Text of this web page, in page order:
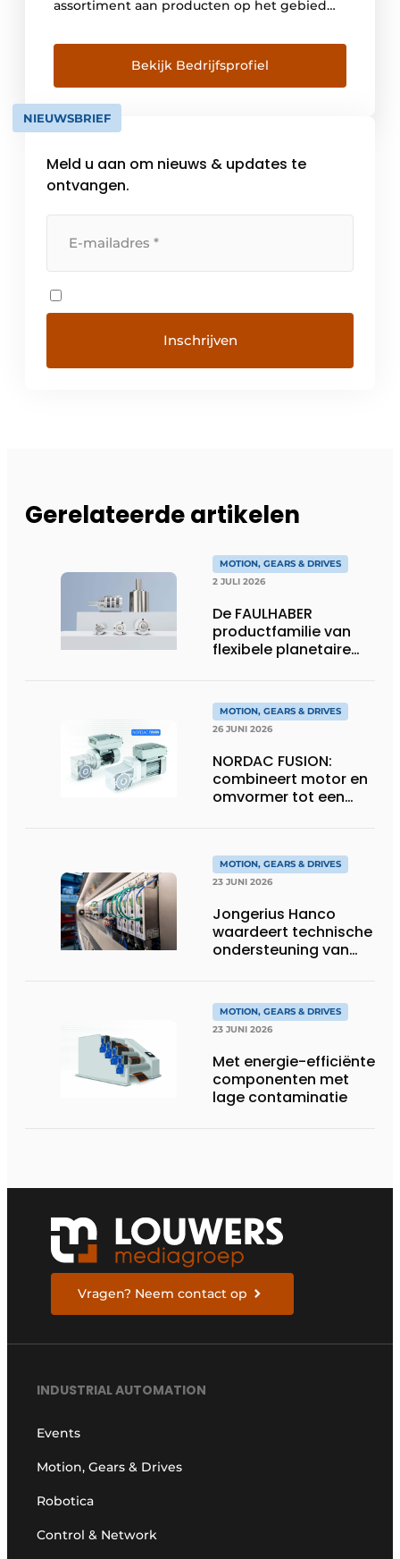
assortiment aan producten op het gebied
en trillingsdemping. Ook voor
veiligheidsproducten kan men bij ACE
terecht. De producten van ACE worden bijna
overal gebruikt: van de zeebodem tot de
ruimte – overal waar bewegende massa’s
Bekijk Bedrijfsprofiel
NIEUWSBRIEF
Meld u aan om nieuws & updates te
ontvangen.
Gerelateerde artikelen
MOTION, GEARS & DRIVES
2 JULI 2026
De FAULHABER
productfamilie van
flexibele planetaire
MOTION, GEARS & DRIVES
26 JUNI 2026
NORDAC FUSION:
combineert motor en
omvormer tot een
eenheid
MOTION, GEARS & DRIVES
23 JUNI 2026
Jongerius Hanco
waardeert technische
ondersteuning van
MOTION, GEARS & DRIVES
23 JUNI 2026
Met energie-efficiënte
componenten met
lage contaminatie
Vragen? Neem contact op
INDUSTRIAL AUTOMATION
Events
Motion, Gears & Drives
Robotica
Control & Network